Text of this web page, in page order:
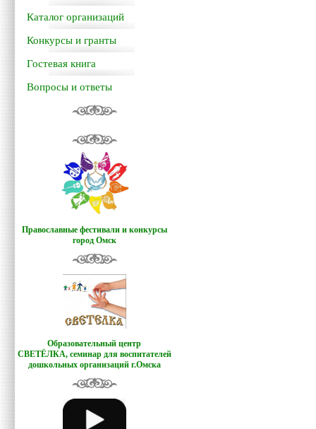
Каталог организаций
Конкурсы и гранты
Гостевая книга
Вопросы и ответы
Православные фестивали и конкурсы
город Омск
Образовательный центр
СВЕТЁЛКА, семинар для воспитателей
дошкольных организаций г.Омска